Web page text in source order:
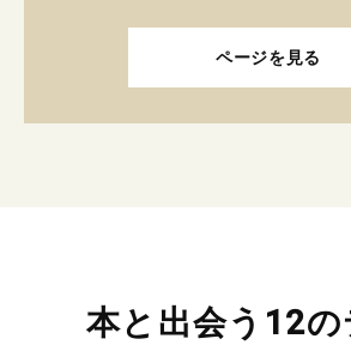
ページを見る
本と出会う12の